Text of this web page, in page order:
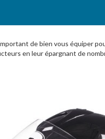
de bien vous équiper
en leur épargnant de